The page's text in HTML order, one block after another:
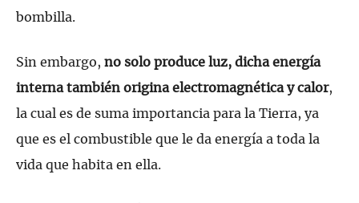
bombilla.
Sin embargo, no solo produce luz, dicha energía
interna también origina electromagnética y calor,
la cual es de suma importancia para la Tierra, ya
que es el combustible que le da energía a toda la
vida que habita en ella.